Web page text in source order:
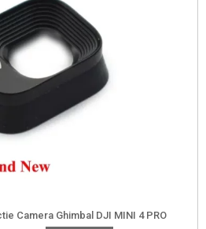
Camera Ghimbal DJI MINI 4 PRO